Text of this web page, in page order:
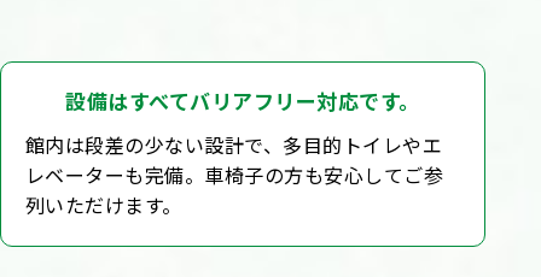
設備はすべてバリアフリー対応です。
館内は段差の少ない設計で、多目的トイレやエ
レベーターも完備。車椅子の方も安心してご参
列いただけます。